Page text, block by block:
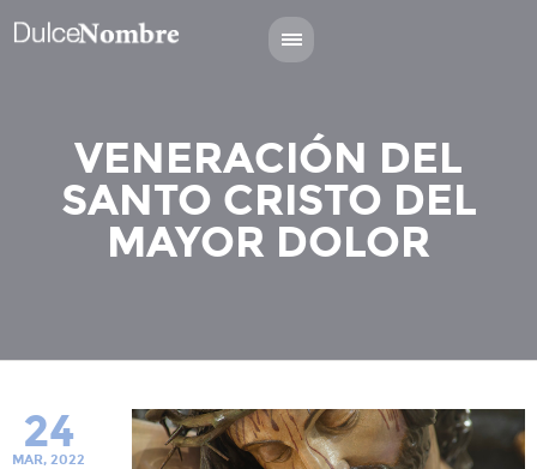
VENERACIÓN DEL
SANTO CRISTO DEL
MAYOR DOLOR
24
MAR, 2022